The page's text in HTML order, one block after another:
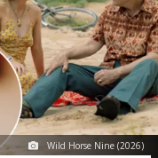
Wild Horse Nine (2026)